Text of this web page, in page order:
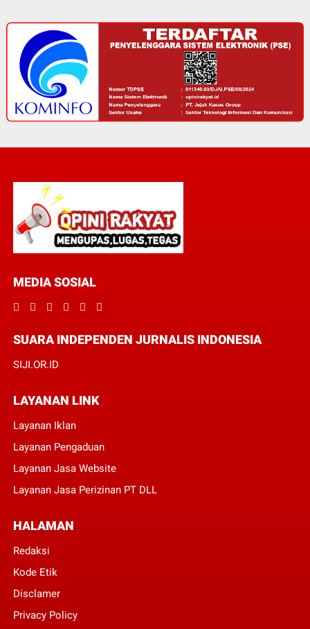
MEDIA SOSIAL
SUARA INDEPENDEN JURNALIS INDONESIA
SIJI.OR.ID
LAYANAN LINK
Layanan Iklan
Layanan Pengaduan
Layanan Jasa Website
Layanan Jasa Perizinan PT DLL
HALAMAN
Redaksi
Kode Etik
Disclamer
Privacy Policy